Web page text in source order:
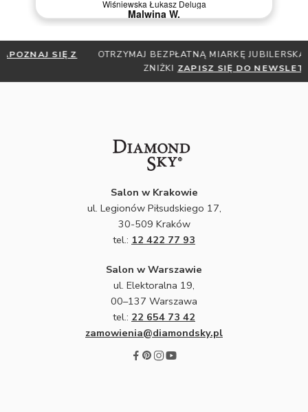
Malwina W.
OTRZYMAJ BEZPŁATNĄ MIARKĘ JUBILERSKĄ ORAZ DO 30%
ZAPISZ SIĘ DO NEWSLETTERA
Salon w Krakowie
ul. Legionów Piłsudskiego 17,
30-509 Kraków
tel.: 12 422 77 93
Salon w Warszawie
ul. Elektoralna 19,
00–137 Warszawa
tel.: 22 654 73 42
zamowienia@diamondsky.pl